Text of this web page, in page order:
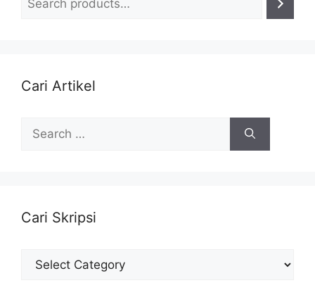
Cari Artikel
for:
Cari Skripsi
Cari
Skripsi